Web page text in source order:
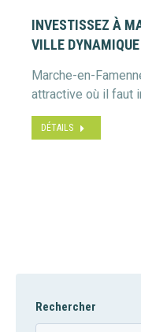
INVESTISSEZ À
VILLE
Marche-en-
attractive où il faut
DÉTAILS
Rechercher